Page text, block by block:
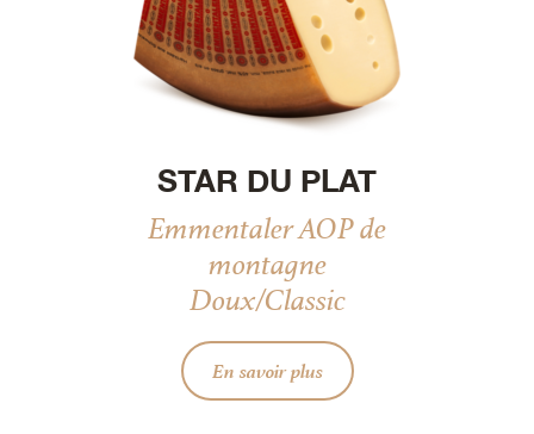
STAR DU PLAT
Emmentaler AOP de
montagne
Doux/Classic
En savoir plus